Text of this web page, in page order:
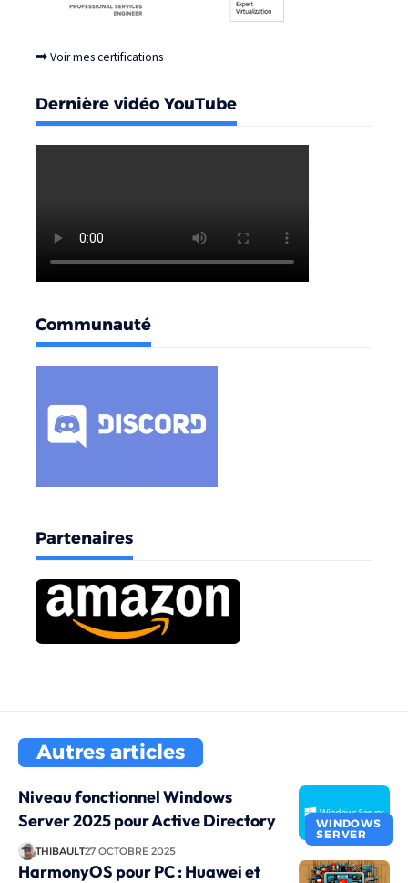
➡Voir mes certifications
Dernière vidéo YouTube
Communauté
Partenaires
Autres articles
WINDOWS
SERVER
Niveau fonctionnel Windows
Server 2025 pour Active Directory
THIBAULT27 OCTOBRE 2025
HarmonyOS pour PC : Huawei et